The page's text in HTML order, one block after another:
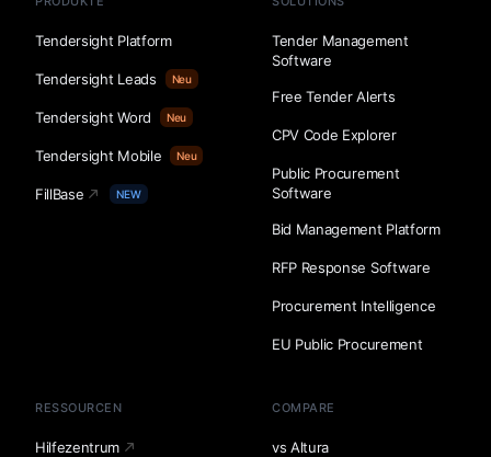
Tendersight Platform
Tendersight Leads Neu
Tendersight Word Neu
Tendersight Mobile Neu
FillBase NEW
Tender Management
Software
Free Tender Alerts
CPV Code Explorer
Public Procurement
Software
Bid Management Platform
RFP Response Software
Procurement Intelligence
EU Public Procurement
RESSOURCEN
Hilfezentrum
COMPARE
vs Altura